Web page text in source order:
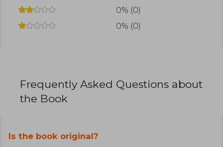
0% (0)
0% (0)
Frequently Asked Questions about
the Book
Is the book original?